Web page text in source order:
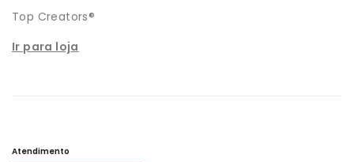
Top Creators®
Ir para loja
Atendimento